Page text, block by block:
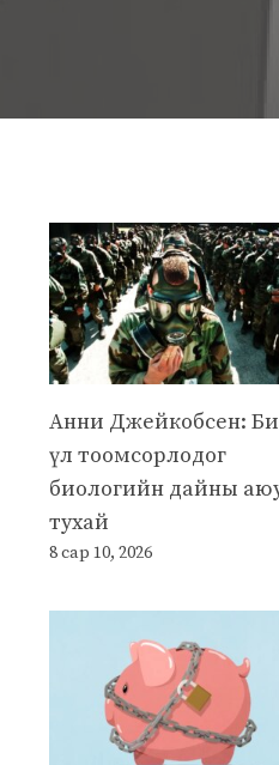
Анни Джейкобсен:
үл тоомсорлодог
биологийн дайны
тухай
8 сар 10, 2026